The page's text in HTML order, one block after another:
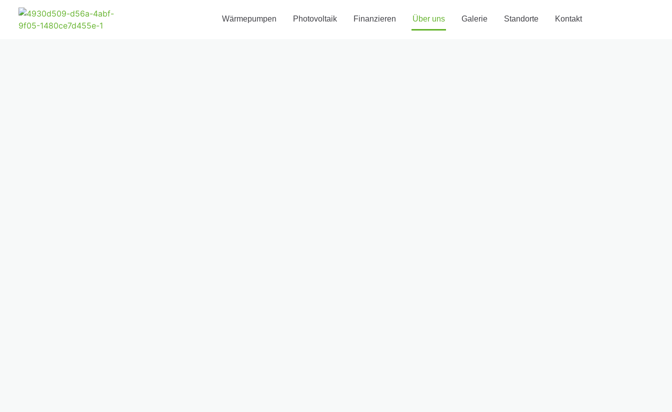
Wärmepumpen Photovoltaik Finanzieren Über uns Galerie Standorte Kontakt